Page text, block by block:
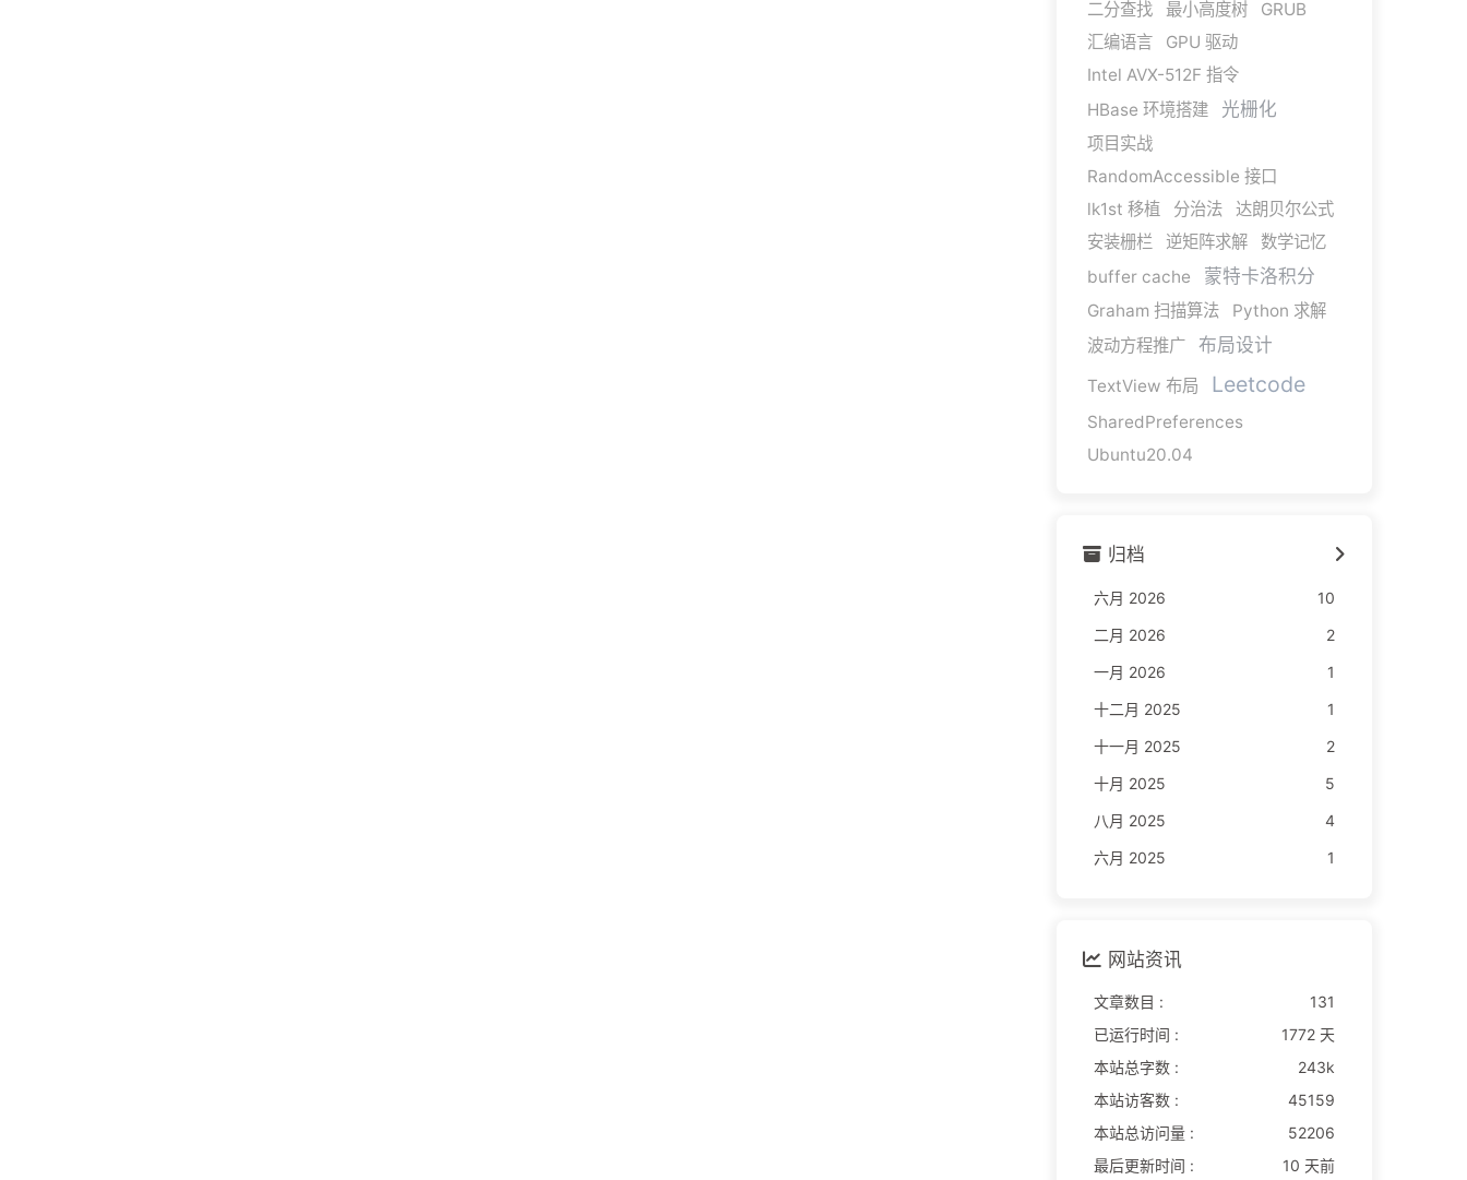
二分查找
最小高度树
GRUB
汇编语言
GPU 驱动
Intel AVX-512F 指令
HBase 环境搭建
光栅化
项目实战
RandomAccessible 接口
lk1st 移植
分治法
达朗贝尔公式
安装栅栏
逆矩阵求解
数学记忆
buffer cache
蒙特卡洛积分
Graham 扫描算法
Python 求解
波动方程推广
布局设计
TextView 布局 Leetcode
SharedPreferences
Ubuntu20.04
归档
六月 2026
10
二月 2026
2
一月 2026
1
十二月 2025
1
十一月 2025
2
十月 2025
5
八月 2025
4
六月 2025
1
网站资讯
文章数目 :
131
已运行时间 :
1772 天
本站总字数 :
243k
本站访客数 :
45159
本站总访问量 :
52206
最后更新时间 :
10 天前